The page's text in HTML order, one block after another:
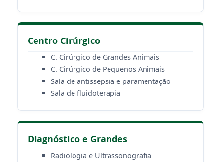
Centro Cirúrgico
C. Cirúrgico de Grandes Animais
C. Cirúrgico de Pequenos Animais
Sala de antissepsia e paramentação
Sala de fluidoterapia
Diagnóstico e Grandes
Radiologia e Ultrassonografia